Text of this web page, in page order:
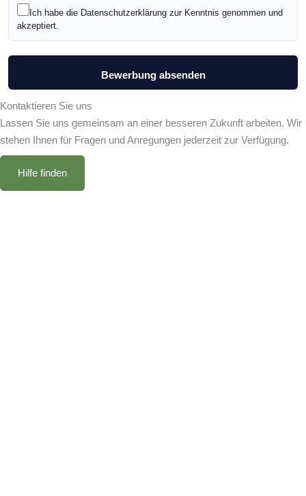
Ich habe die Datenschutzerklärung zur Kenntnis genommen und
akzeptiert.
Kontaktieren Sie uns
Lassen Sie uns gemeinsam an einer besseren Zukunft arbeiten. Wir
stehen Ihnen für Fragen und Anregungen jederzeit zur Verfügung.
Hilfe finden